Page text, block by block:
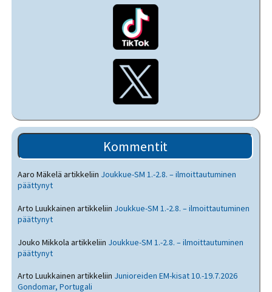
Kommentit
Aaro Mäkelä artikkeliin Joukkue-SM 1.-2.8. – ilmoittautuminen
päättynyt
Arto Luukkainen artikkeliin Joukkue-SM 1.-2.8. – ilmoittautuminen
päättynyt
Jouko Mikkola artikkeliin Joukkue-SM 1.-2.8. – ilmoittautuminen
päättynyt
Arto Luukkainen artikkeliin Junioreiden EM-kisat 10.-19.7.2026
Gondomar, Portugali